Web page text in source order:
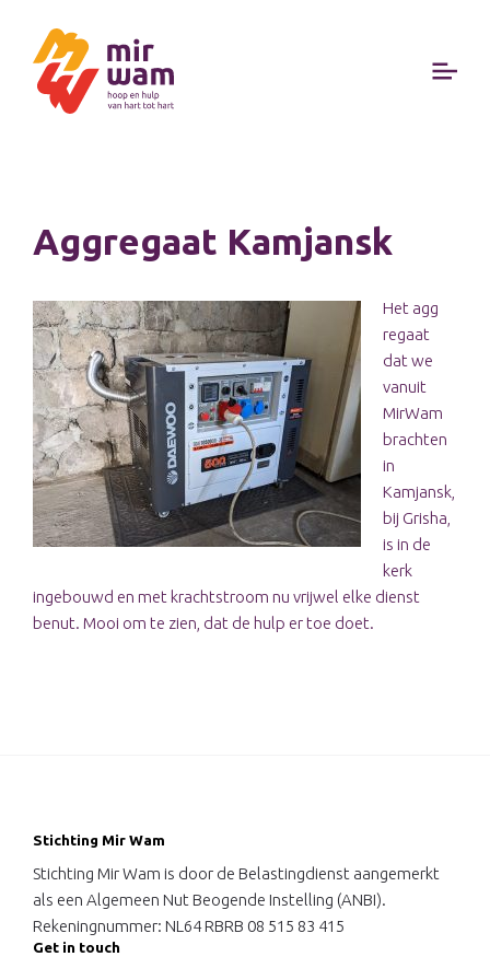
Aggregaat Kamjansk
Het agg
regaat
dat we
vanuit
MirWam
brachten
in
Kamjansk,
bij Grisha,
is in de
kerk
ingebouwd en met krachtstroom nu vrijwel elke dienst
benut. Mooi om te zien, dat de hulp er toe doet.
Stichting Mir Wam
Stichting Mir Wam is door de Belastingdienst aangemerkt
als een Algemeen Nut Beogende Instelling (ANBI).
Rekeningnummer: NL64 RBRB 08 515 83 415
Get in touch